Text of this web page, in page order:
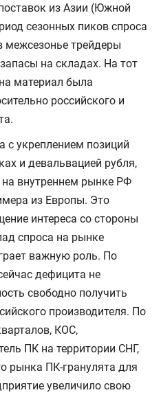
из Азии (Южной
сезонных пиков спроса
межсезонье трейдеры
на складах. На тот
материал была
российского и
с укреплением позиций
и девальвацией рубля,
на внутреннем рынке РФ
из Европы. Это
интереса со стороны
спроса на рынке
важную роль. По
дефицита не
свободно получить
производителя. По
КОС,
ПК на территории СНГ,
рынка ПК-гранулята для
увеличило свою